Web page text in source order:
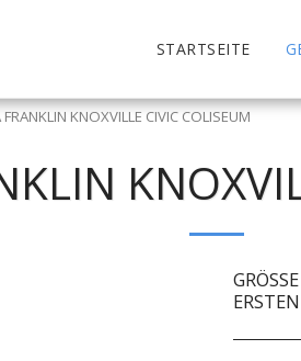
STARTSEITE
FRANKLIN KNOXVILLE CIVIC COLISEUM